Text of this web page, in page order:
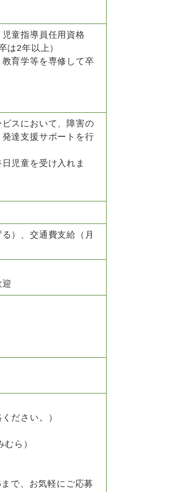
童指導員任用資格
は2年以上）
育学等を専修して卒
スにおいて、障害の
達支援サポートを行
児童を受け入れま
）、交通費支給（月
ださい。）
ら）
まで、お気軽にご応募